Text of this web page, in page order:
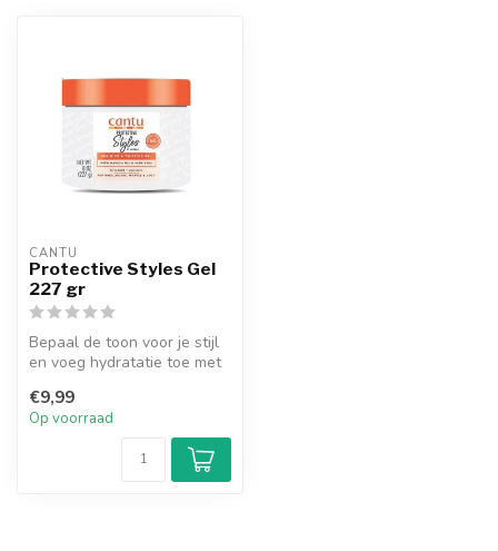
CANTU
Protective Styles Gel
227 gr
Bepaal de toon voor je stijl
en voeg hydratatie toe met
€9,99
Op voorraad